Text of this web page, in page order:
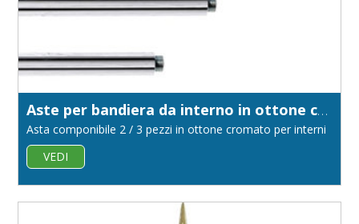
Aste per bandiera da interno in ottone cromato diametro 22
Asta componibile 2 / 3 pezzi in ottone cromato per interni
VEDI